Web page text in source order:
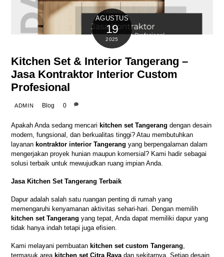
AGUSTUS
19
2025
Kitchen Set & Interior Tangerang –
Jasa Kontraktor Interior Custom
Profesional
ADMIN Blog 0
Apakah Anda sedang mencari kitchen set Tangerang dengan desain
modern, fungsional, dan berkualitas tinggi? Atau membutuhkan
layanan kontraktor interior Tangerang yang berpengalaman dalam
mengerjakan proyek hunian maupun komersial? Kami hadir sebagai
solusi terbaik untuk mewujudkan ruang impian Anda.
Jasa Kitchen Set Tangerang Terbaik
Dapur adalah salah satu ruangan penting di rumah yang
memengaruhi kenyamanan aktivitas sehari-hari. Dengan memilih
kitchen set Tangerang yang tepat, Anda dapat memiliki dapur yang
tidak hanya indah tetapi juga efisien.
Kami melayani pembuatan kitchen set custom Tangerang
termasuk area kitchen set Citra Raya dan sekitarnya. Setiap desain